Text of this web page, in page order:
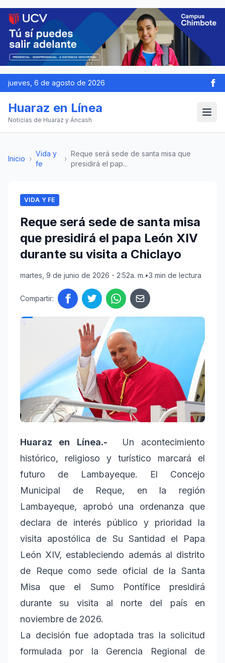
jueves, 6 de agosto de 2026
Huaraz en Línea
Noticias de Huaraz y Áncash
Inicio ›
Vida y
fe
›
Reque será sede de santa misa que
presidirá el pap...
VIDA Y FE
Reque será sede de santa misa
que presidirá el papa León XIV
durante su visita a Chiclayo
martes, 9 de junio de 2026 - 2:52a. m.•3 min de lectura
Compartir:
Huaraz en Línea.- Un acontecimiento
histórico, religioso y turístico marcará el
futuro de Lambayeque. El Concejo
Municipal de Reque, en la región
Lambayeque, aprobó una ordenanza que
declara de interés público y prioridad la
visita apostólica de Su Santidad el Papa
León XIV, estableciendo además al distrito
de Reque como sede oficial de la Santa
Misa que el Sumo Pontífice presidirá
durante su visita al norte del país en
noviembre de 2026.
La decisión fue adoptada tras la solicitud
formulada por la Gerencia Regional de